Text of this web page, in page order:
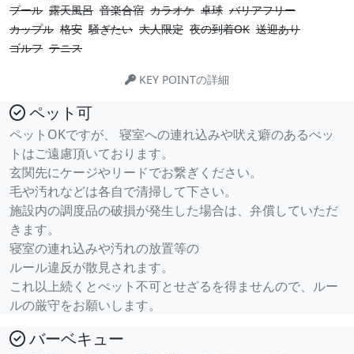
プール 露天風呂 音楽合宿 カラオケ 卓球 バリアフリー
カップル 格安 騒ぎたい 大人限定 夜の到着OK 送迎あり
ゴルフ テニス
KEY POINTの詳細
ペット可
ペットOKですが、 寝室への連れ込みや吠え癖のあるぺッ
トはご遠慮頂いております。
玄関先にケージやリードでお繋ぎください。
毛や汚れなどは各自で清掃して下さい。
施設内の調度品の破損が発生した場合は、弁償していただ
きます。
寝室の連れ込みや汚れの放置等の
ルール違反が散見されます。
これ以上続くとぺット不可とせざるを得ませんので、ルー
ルの厳守をお願いします。
バーベキュー